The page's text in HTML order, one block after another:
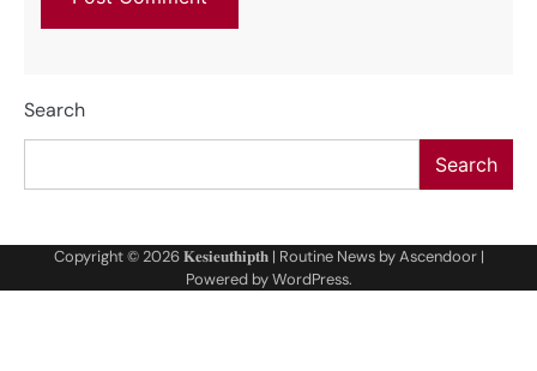
Search
Search
Copyright © 2026𝐊𝐞𝐬𝐢𝐞𝐮𝐭𝐡𝐢𝐩𝐭𝐡| Routine News byAscendoor|
Powered byWordPress.